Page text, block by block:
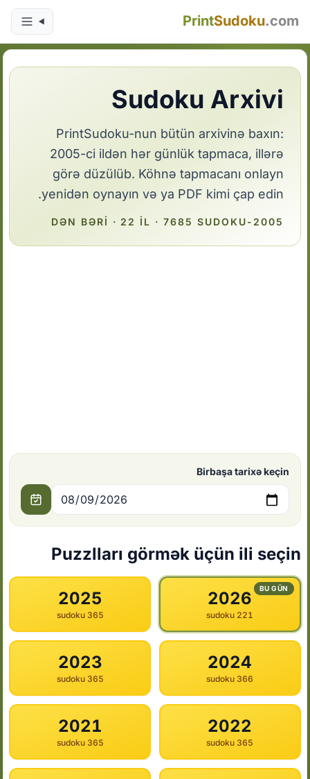
PrintSudoku.com
Sudoku Arxivi
PrintSudoku-nun bütün arxivinə baxın:
2005-ci ildən hər günlük tapmaca, illərə
görə düzülüb. Köhnə tapmacanı onlayn
yenidən oynayın və ya PDF kimi çap edin.
2005-DƏN BƏRI · 22 IL · 7685 SUDOKU
Birbaşa tarixə keçin
Puzzlları görmək üçün ili seçin
BU GÜN
2026
221 sudoku
2025
365 sudoku
2024
366 sudoku
2023
365 sudoku
2022
365 sudoku
2021
365 sudoku